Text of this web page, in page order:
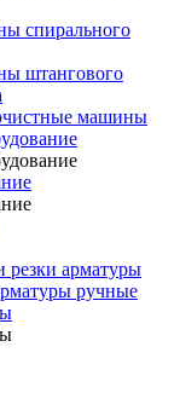
спирального
штангового
машины
резки арматуры
ручные